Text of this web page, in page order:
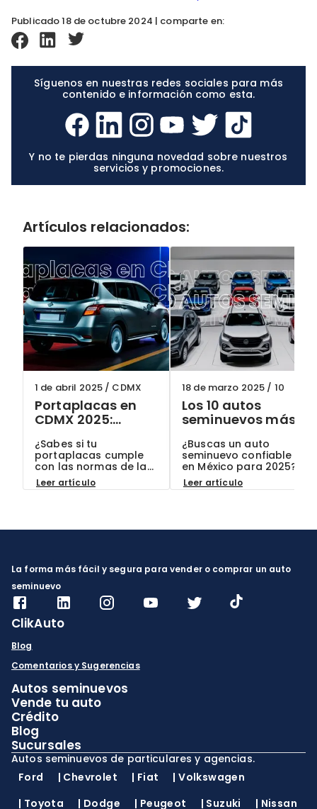
Publicado 18 de octubre 2024 | comparte en:
Síguenos en nuestras redes sociales para más
contenido e información como esta.
Y no te pierdas ninguna novedad sobre nuestros
servicios y promociones.
Artículos relacionados:
1 de abril 2025 / CDMX
Portaplacas en
CDMX 2025:
permitidos y
cómo evitar
multas?
¿Sabes si tu
portaplacas cumple
con las normas de la
CDMX? Descubre qué
modelos están
verificada en ClikAuto
Leer artículo
18 de marzo 2025 / 10
Los 10 autos
seminuevos más
México para 2025:
Guía actualizada
¿Buscas un auto
seminuevo confiable
en México para 2025?
Conoce los 10 modelos
más recomendados
Leer artículo
La forma más fácil y segura para vender o comprar un auto
seminuevo
ClikAuto
Blog
Comentarios y Sugerencias
Autos seminuevos
Vende tu auto
Crédito
Blog
Sucursales
Autos seminuevos de particulares y agencias.
Ford
| Chevrolet | Fiat |Volkswagen
| Toyota | Dodge | Peugeot | Suzuki | Nissan